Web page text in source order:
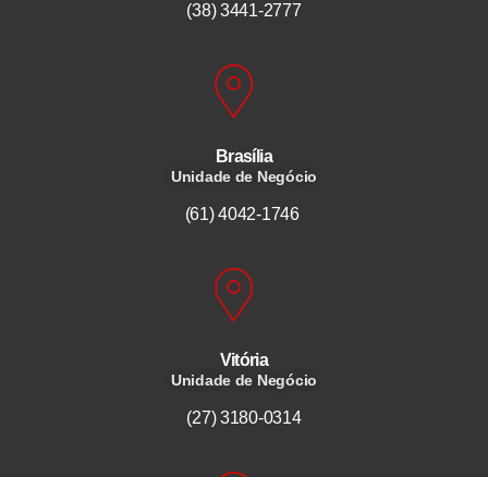
(38) 3441-2777
Brasília
Unidade de Negócio
(61) 4042-1746
Vitória
Unidade de Negócio
(27) 3180-0314